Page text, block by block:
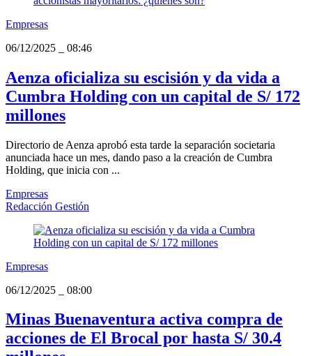
Empresas
06/12/2025
08:46
Aenza oficializa su escisión y da vida a
Cumbra Holding con un capital de S/ 172
millones
Directorio de Aenza aprobó esta tarde la separación societaria
anunciada hace un mes, dando paso a la creación de Cumbra
Holding, que inicia con ...
Empresas
Redacción Gestión
Empresas
06/12/2025
08:00
Minas Buenaventura activa compra de
acciones de El Brocal por hasta S/ 30.4